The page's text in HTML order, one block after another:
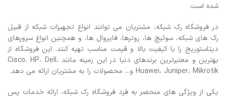
شده است.
در فروشگاه رک شبکه، مشتریان می توانند انواع تجهیزات شبکه از قبیل
رک های شبکه، سوئیچ ها، روترها، فایروال ها، و همچنین انواع سرورهای
دیتاستوریج را با کیفیت بالا و قیمت مناسب تهیه کنند. این فروشگاه از
بهترین و معتبرترین برندهای دنیا در این زمینه مانند Cisco، HP، Dell،
Huawei، Juniper، Mikrotik و... محصولات را به مشتریان ارائه می دهد.
یکی از ویژگی های منحصر به فرد فروشگاه رک شبکه، ارائه خدمات پس